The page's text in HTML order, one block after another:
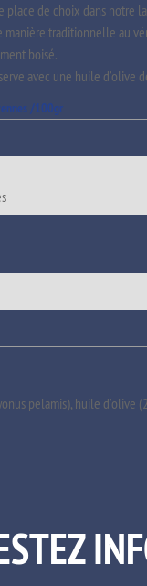
place de choix dans notre
manière traditionnelle au
boisé.
avec une huile d’olive
/100gr
pelamis), huile d’olive